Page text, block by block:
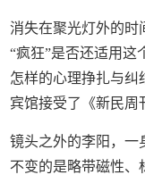
消失在聚光灯外的时
“疯狂”是否还适用这
怎样的心理挣扎与纠
宾馆接受了《新民周
镜头之外的李阳，一
不变的是略带磁性、